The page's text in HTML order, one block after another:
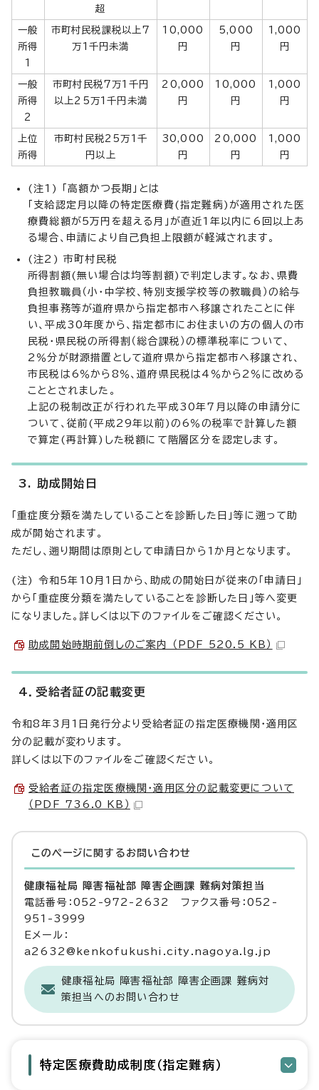
超
一般
所得
1
市町村民税課税以上7
万1千円未満
10,000
円
5,000
円
1,000
円
一般
所得
2
市町村民税7万1千円
以上25万1千円未満
20,000
円
10,000
円
1,000
円
上位
所得
市町村民税25万1千
円以上
30,000
円
20,000
円
1,000
円
(注1) 「高額かつ長期」とは
「支給認定月以降の特定医療費(指定難病)が適用された医
療費総額が5万円を超える月」が直近1年以内に6回以上あ
る場合、申請により自己負担上限額が軽減されます。
(注2) 市町村民税
所得割額(無い場合は均等割額)で判定します。なお、県費
負担教職員（小・中学校、特別支援学校等の教職員）の給与
負担事務等が道府県から指定都市へ移譲されたことに伴
い、平成30年度から、指定都市にお住まいの方の個人の市
民税・県民税の所得割（総合課税）の標準税率について、
2％分が財源措置として道府県から指定都市へ移譲され、
市民税は6％から8％、道府県民税は4％から2％に改める
こととされました。
上記の税制改正が行われた平成30年7月以降の申請分に
ついて、従前(平成29年以前)の6％の税率で計算した額
で算定(再計算)した税額にて階層区分を認定します。
3. 助成開始日
「重症度分類を満たしていることを診断した日」等に遡って助
成が開始されます。
ただし、遡り期間は原則として申請日から1か月となります。
(注) 令和5年10月1日から、助成の開始日が従来の「申請日」
から「重症度分類を満たしていることを診断した日」等へ変更
になりました。詳しくは以下のファイルをご確認ください。
助成開始時期前倒しのご案内 （PDF 520.5 KB）
4．受給者証の記載変更
令和8年3月1日発行分より受給者証の指定医療機関・適用区
分の記載が変わります。
詳しくは以下のファイルをご確認ください。
受給者証の指定医療機関・適用区分の記載変更について
（PDF 736.0 KB）
このページに関する お問い合わせ
健康福祉局 障害福祉部 障害企画課 難病対策担当
電話番号：052-972-2632 ファクス番号：052-
951-3999
Eメール：
a2632@kenkofukushi.city.nagoya.lg.jp
健康福祉局 障害福祉部 障害企画課 難病対
策担当へのお問い合わせ
特定医療費助成制度（指定難病）